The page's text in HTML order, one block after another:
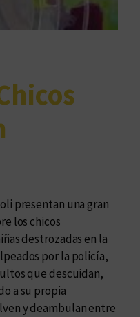
presentan una gran
los chicos
destrozadas en la
por la policía,
que descuidan,
a su propia
y deambulan entre